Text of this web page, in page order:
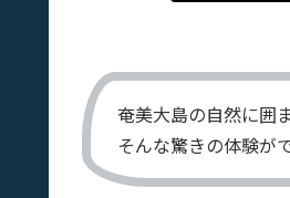
奄美大島の自然に囲
そんな驚きの体験が